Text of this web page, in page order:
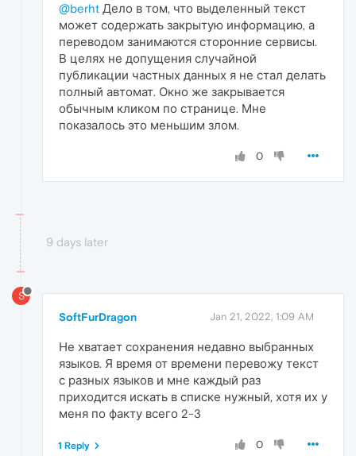
@berht Дело в том, что выделенный текст
может содержать закрытую информацию, а
переводом занимаются сторонние сервисы.
В целях не допущения случайной
публикации частных данных я не стал делать
полный автомат. Окно же закрывается
обычным кликом по странице. Мне
показалось это меньшим злом.
0
9 days later
S
SoftFurDragon Jan 21, 2022, 1:09 AM
Не хватает сохранения недавно выбранных
языков. Я время от времени перевожу текст
с разных языков и мне каждый раз
приходится искать в списке нужный, хотя их у
меня по факту всего 2-3
0
1 Reply